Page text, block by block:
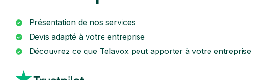
Présentation de nos services
Devis adapté à votre entreprise
Découvrez ce que Telavox peut apporter à votre entreprise